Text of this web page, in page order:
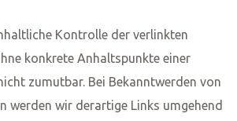
Kontrolle der verlinkten
konkrete Anhaltspunkte einer
zumutbar. Bei Bekanntwerden von
werden wir derartige Links umgehend